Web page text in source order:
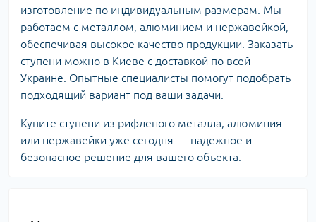
изготовление по индивидуальным размерам. Мы
работаем с металлом, алюминием и нержавейкой,
обеспечивая высокое качество продукции. Заказать
ступени можно в Киеве с доставкой по всей
Украине. Опытные специалисты помогут подобрать
подходящий вариант под ваши задачи.
Купите ступени из рифленого металла, алюминия
или нержавейки уже сегодня — надежное и
безопасное решение для вашего объекта.